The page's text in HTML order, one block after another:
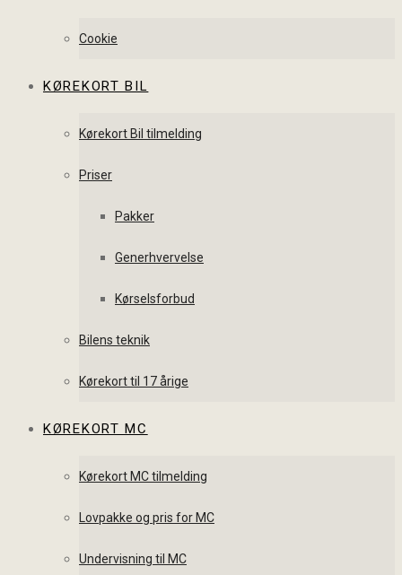
Cookie
KØREKORT BIL
Kørekort Bil tilmelding
Priser
Pakker
Generhvervelse
Kørselsforbud
Bilens teknik
Kørekort til 17 årige
KØREKORT MC
Kørekort MC tilmelding
Lovpakke og pris for MC
Undervisning til MC